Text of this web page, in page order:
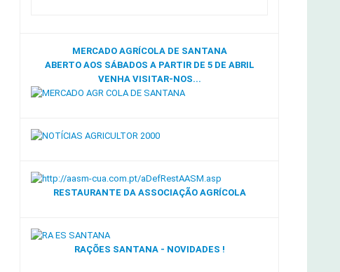
MERCADO AGRÍCOLA DE SANTANA
ABERTO AOS SÁBADOS A PARTIR DE 5 DE ABRIL
VENHA VISITAR-NOS...
RESTAURANTE DA ASSOCIAÇÃO AGRÍCOLA
RAÇÕES SANTANA - NOVIDADES !